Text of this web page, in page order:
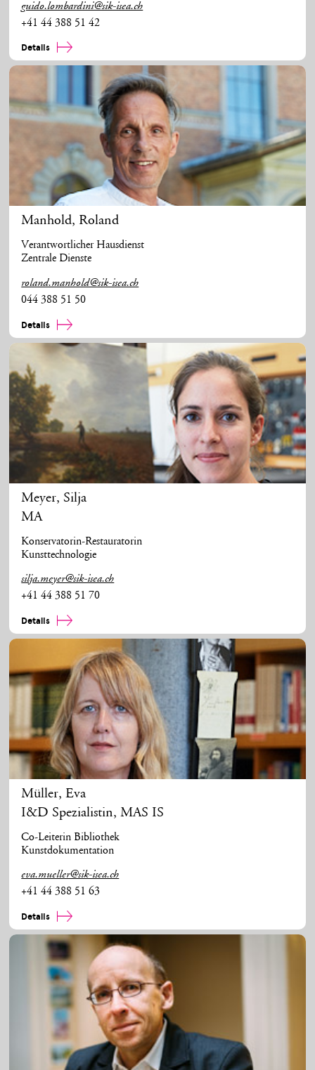
guido.lombardini@sik-isea.ch
+41 44 388 51 42
Details
Manhold, Roland
Verantwortlicher Hausdienst
Zentrale Dienste
roland.manhold@sik-isea.ch
044 388 51 50
Details
Meyer, Silja
MA
Konservatorin-Restauratorin
Kunsttechnologie
silja.meyer@sik-isea.ch
+41 44 388 51 70
Details
Müller,Eva
I&D Spezialistin, MAS IS
Co-Leiterin Bibliothek
Kunstdokumentation
eva.mueller@sik-isea.ch
+41 44 388 51 63
Details